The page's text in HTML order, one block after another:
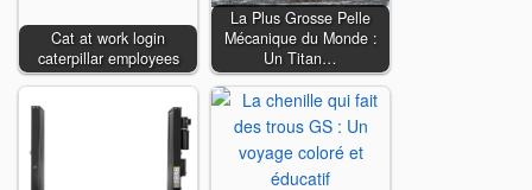
Cat at work login
caterpillar employees
La Plus Grosse Pelle
Mécanique du Monde :
Un Titan…